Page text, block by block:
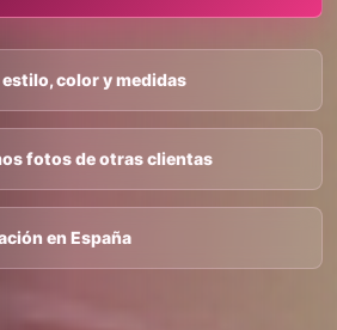
color y medidas
fotos de otras clientas
en España